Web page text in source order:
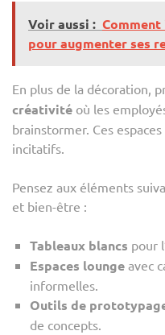
Voir aussi :
pour augmenter ses
En plus de la décoration,
créativité où les
brainstormer. Ces
incitatifs.
Pensez aux éléments
et bien-être :
Tableaux blancs pour
Espaces lounge avec
informelles.
Outils de
de concepts.